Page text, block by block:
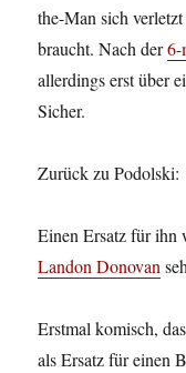
the-Man sich
braucht. Nach der6-
allerdings erst über
Sicher.
Zurück zu Podolski:
Einen Ersatz für ihn
Landon Donovan
Erstmal komisch,
als Ersatz für einen